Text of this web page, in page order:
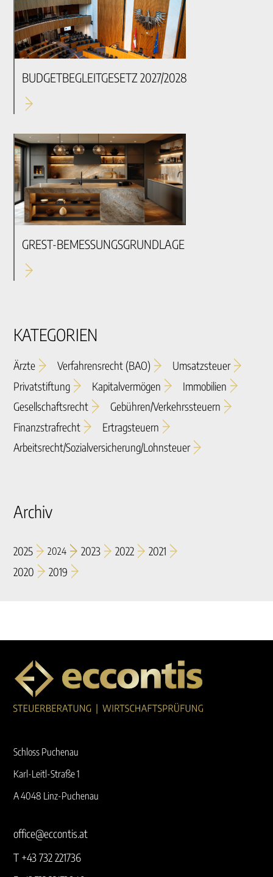
BUDGETBEGLEITGESETZ 2027/2028
GREST-BEMESSUNGSGRUNDLAGE
KATEGORIEN
Ärzte Verfahrensrecht (BAO)
Umsatzsteuer
Privatstiftung
Kapitalvermögen
Immobilien
Gesellschaftsrecht
Gebühren/verkehrssteuern
Finanzstrafrecht
Ertragsteuern
Arbeitsrecht/sozialversicherung/lohnsteuer
Archiv
2025 2024 2023 2022
2021
2020
2019
Schloss Puchenau
Karl-Leitl-Straße 1
A 4048 Linz-Puchenau
office@eccontis.at
T +43 732 221736